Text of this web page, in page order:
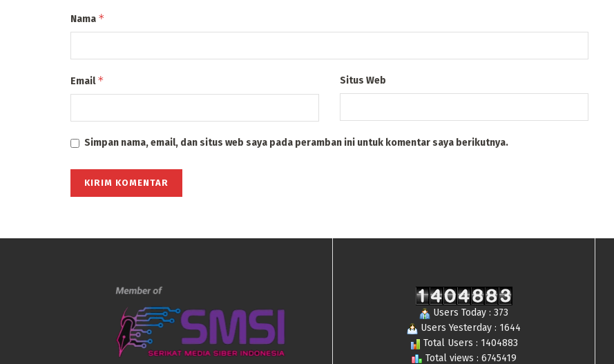
Nama *
Email* Situs Web
Simpan nama, email, dan situs web saya pada peramban ini untuk komentar saya berikutnya.
Users Today : 373
Users Yesterday : 1644
Total Users : 1404883
Total views : 6745419